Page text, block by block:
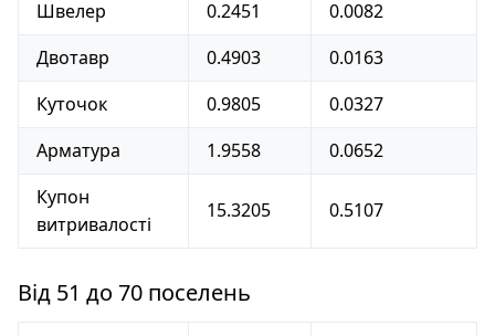
Швелер 0.2451
0.0082
Двотавр
0.4903
0.0163
Куточок
0.9805
0.0327
Арматура
1.9558
0.0652
Купон
витривалості
15.3205 0.5107
Від 51 до 70 поселень